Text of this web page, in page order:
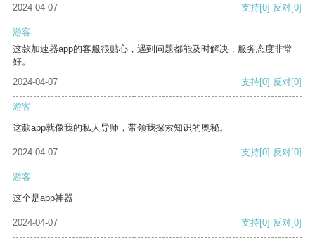
2024-04-07
支持[0] 反对[0]
游客
这款加速器app的客服很贴心，遇到问题都能及时解决，服务态度非常
好。
2024-04-07
支持[0] 反对[0]
游客
这款app就像我的私人导师，带领我探索知识的奥秘。
2024-04-07 支持[0] 反对[0]
游客
这个是app神器
2024-04-07 支持[0] 反对[0]